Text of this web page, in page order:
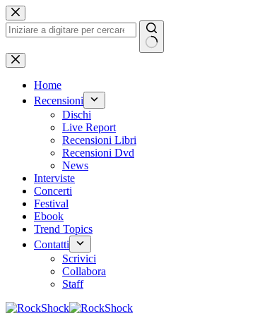
Salta
al
contenuto
Nessun
risultato
Home
Recensioni
Dischi
Live Report
Recensioni Libri
Recensioni Dvd
News
Interviste
Concerti
Festival
Ebook
Trend Topics
Contatti
Scrivici
Collabora
Staff